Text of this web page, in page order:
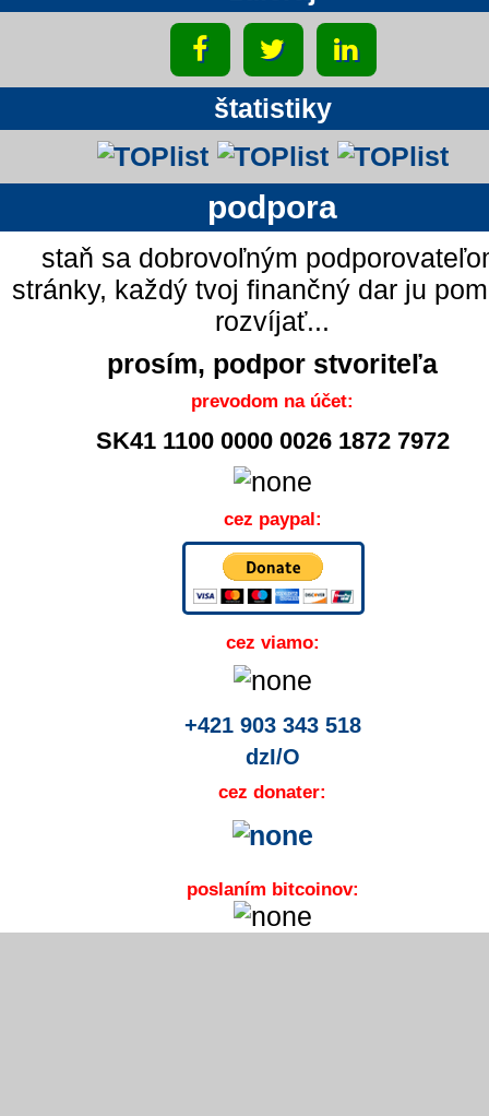
štatistiky
podpora
staň sa dobrovoľným
stránky, každý tvoj finančný dar ju
rozvíjať...
prosím, podpor stvoriteľa
prevodom na účet:
SK41 1100 0000 0026 1872 7972
cez paypal:
cez viamo:
+421 903 343 518
dzI/O
cez donater:
poslaním bitcoinov: